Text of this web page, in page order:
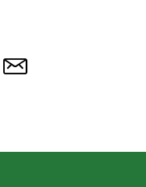
Per